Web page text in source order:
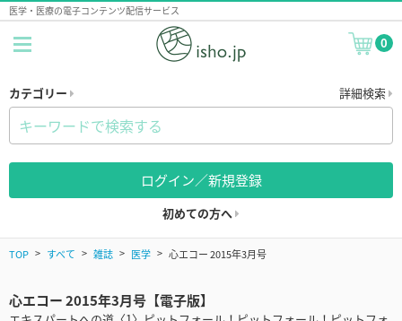
医学・医療の電子コンテンツ配信サービス
0
カテゴリー 詳細検索
ログイン／新規登録
初めての方へ
TOP すべて 雑誌 医学 心エコー 2015年3月号
心エコー 2015年3月号【電子版】